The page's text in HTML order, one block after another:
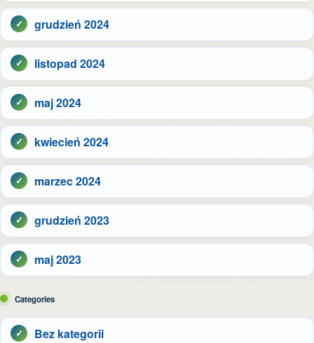
grudzień 2024
listopad 2024
maj 2024
kwiecień 2024
marzec 2024
grudzień 2023
maj 2023
Categories
Bez kategorii